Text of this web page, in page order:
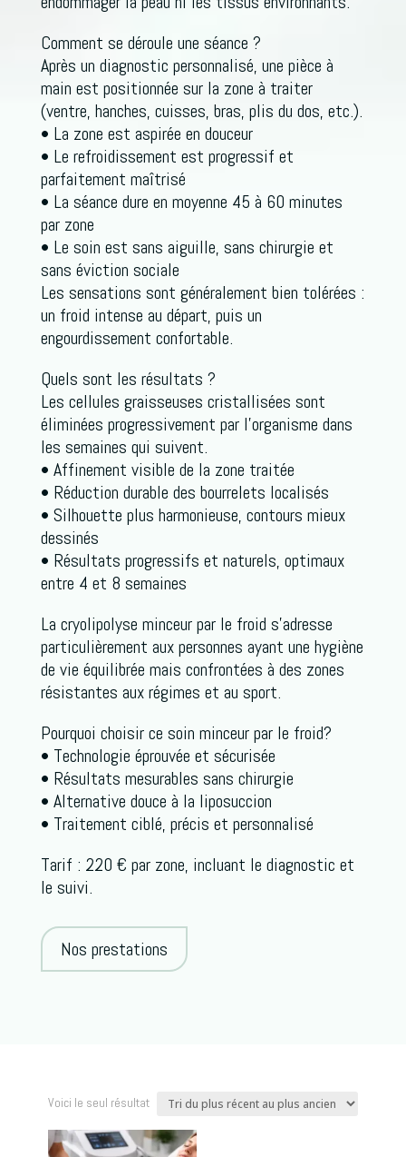
Comment se déroule une séance ?
Après un diagnostic personnalisé, une pièce à
main est positionnée sur la zone à traiter
(ventre, hanches, cuisses, bras, plis du dos, etc.).
• La zone est aspirée en douceur
• Le refroidissement est progressif et
parfaitement maîtrisé
• La séance dure en moyenne 45 à 60 minutes
par zone
• Le soin est sans aiguille, sans chirurgie et
sans éviction sociale
Les sensations sont généralement bien tolérées :
un froid intense au départ, puis un
engourdissement confortable.
Quels sont les résultats ?
Les cellules graisseuses cristallisées sont
éliminées progressivement par l’organisme dans
les semaines qui suivent.
• Affinement visible de la zone traitée
• Réduction durable des bourrelets localisés
• Silhouette plus harmonieuse, contours mieux
dessinés
• Résultats progressifs et naturels, optimaux
entre 4 et 8 semaines
La cryolipolyse minceur par le froid s’adresse
particulièrement aux personnes ayant une hygiène
de vie équilibrée mais confrontées à des zones
résistantes aux régimes et au sport.
Pourquoi choisir ce soin minceur par le froid?
• Technologie éprouvée et sécurisée
• Résultats mesurables sans chirurgie
• Alternative douce à la liposuccion
• Traitement ciblé, précis et personnalisé
Tarif : 220 € par zone, incluant le diagnostic et
le suivi.
Nos prestations
Voici le seul résultat